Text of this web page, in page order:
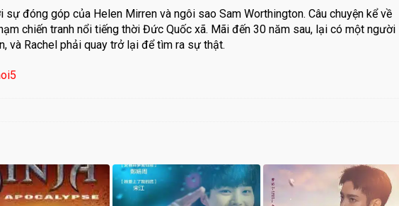
sự đóng góp của Helen Mirren và ngôi sao Sam Worthington. Câu chuyện kể về
chiến tranh nổi tiếng thời Đức Quốc xã. Mãi đến 30 năm sau, lại có một người
và Rachel phải quay trở lại để tìm ra sự thật.